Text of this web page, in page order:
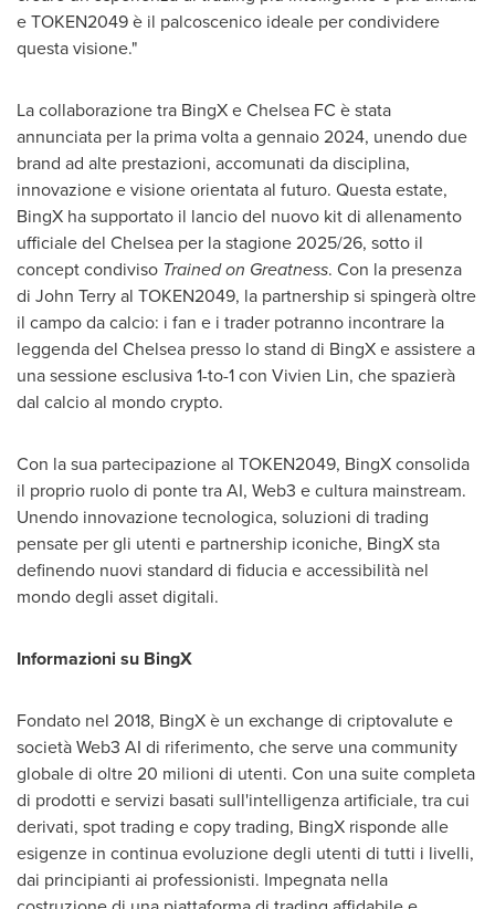
e TOKEN2049 è il palcoscenico ideale per condividere
questa visione."
La collaborazione tra BingX e Chelsea FC è stata
annunciata per la prima volta a gennaio 2024, unendo due
brand ad alte prestazioni, accomunati da disciplina,
innovazione e visione orientata al futuro. Questa estate,
BingX ha supportato il lancio del nuovo kit di allenamento
ufficiale del Chelsea per la stagione 2025/26, sotto il
concept condiviso Trained on Greatness. Con la presenza
di John Terry al TOKEN2049, la partnership si spingerà oltre
il campo da calcio: i fan e i trader potranno incontrare la
leggenda del Chelsea presso lo stand di BingX e assistere a
una sessione esclusiva 1-to-1 con Vivien Lin, che spazierà
dal calcio al mondo crypto.
Con la sua partecipazione al TOKEN2049, BingX consolida
il proprio ruolo di ponte tra AI, Web3 e cultura mainstream.
Unendo innovazione tecnologica, soluzioni di trading
pensate per gli utenti e partnership iconiche, BingX sta
definendo nuovi standard di fiducia e accessibilità nel
mondo degli asset digitali.
Informazioni su BingX
Fondato nel 2018, BingX è un exchange di criptovalute e
società Web3 AI di riferimento, che serve una community
globale di oltre 20 milioni di utenti. Con una suite completa
di prodotti e servizi basati sull'intelligenza artificiale, tra cui
derivati, spot trading e copy trading, BingX risponde alle
esigenze in continua evoluzione degli utenti di tutti i livelli,
dai principianti ai professionisti. Impegnata nella